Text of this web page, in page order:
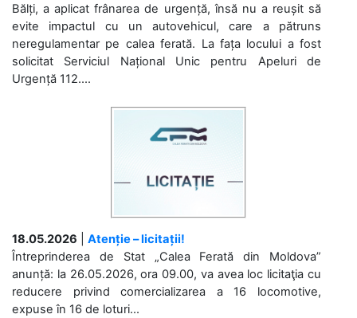
Bălți, a aplicat frânarea de urgență, însă nu a reușit să
evite impactul cu un autovehicul, care a pătruns
neregulamentar pe calea ferată. La fața locului a fost
solicitat Serviciul Național Unic pentru Apeluri de
Urgență 112....
18.05.2026
Atenție – licitații!
Întreprinderea de Stat „Calea Ferată din Moldova”
anunță: la 26.05.2026, ora 09.00, va avea loc licitaţia cu
reducere privind comercializarea a 16 locomotive,
expuse în 16 de loturi...